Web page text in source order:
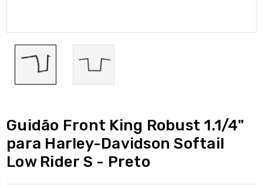
Guidão Front King Robust 1.1/4"
para Harley-Davidson Softail
Low Rider S - Preto